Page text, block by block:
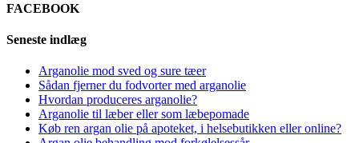
FACEBOOK
Seneste indlæg
Arganolie mod sved og sure tæer
Sådan fjerner du fodvorter med arganolie
Hvordan produceres arganolie?
Arganolie til læber eller som læbepomade
Køb ren argan olie på apoteket, i helsebutikken eller online?